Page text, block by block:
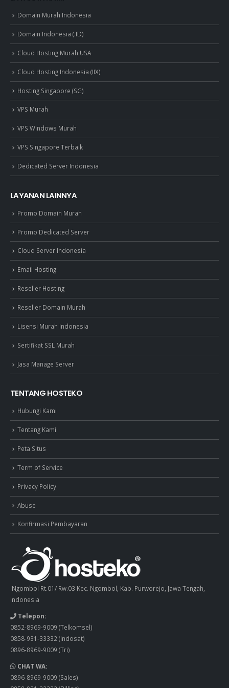
Domain Murah Indonesia
Domain Indonesia (.ID)
Cloud Hosting Murah USA
Cloud Hosting Indonesia (IIX)
Hosting Singapore (SG)
VPS Murah
VPS Windows Murah
VPS Singapore Terbaik
Dedicated Server Indonesia
LAYANAN LAINNYA
Promo Domain Murah
Promo Dedicated Server
Cloud Server Indonesia
Email Hosting
Reseller Hosting
Reseller Domain Murah
Lisensi Murah Indonesia
Sertifikat SSL Murah
Jasa Manage Server
TENTANG HOSTEKO
Hubungi Kami
Tentang Kami
Peta Situs
Term of Service
Privacy Policy
Abuse
Konfirmasi Pembayaran
Ngombol Rt.01/ Rw.03 Kec. Ngombol, Kab. Purworejo, Jawa Tengah,
Indonesia
Telepon:
0852-8969-9009 (Telkomsel)
0858-931-33332(Indosat)
0896-8969-9009 (Tri)
CHAT WA:
0896-8969-9009 (Sales)